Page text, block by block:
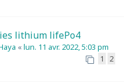
lithium lifePo4
«lun. 11 avr. 2022, 5:03 pm
1 2